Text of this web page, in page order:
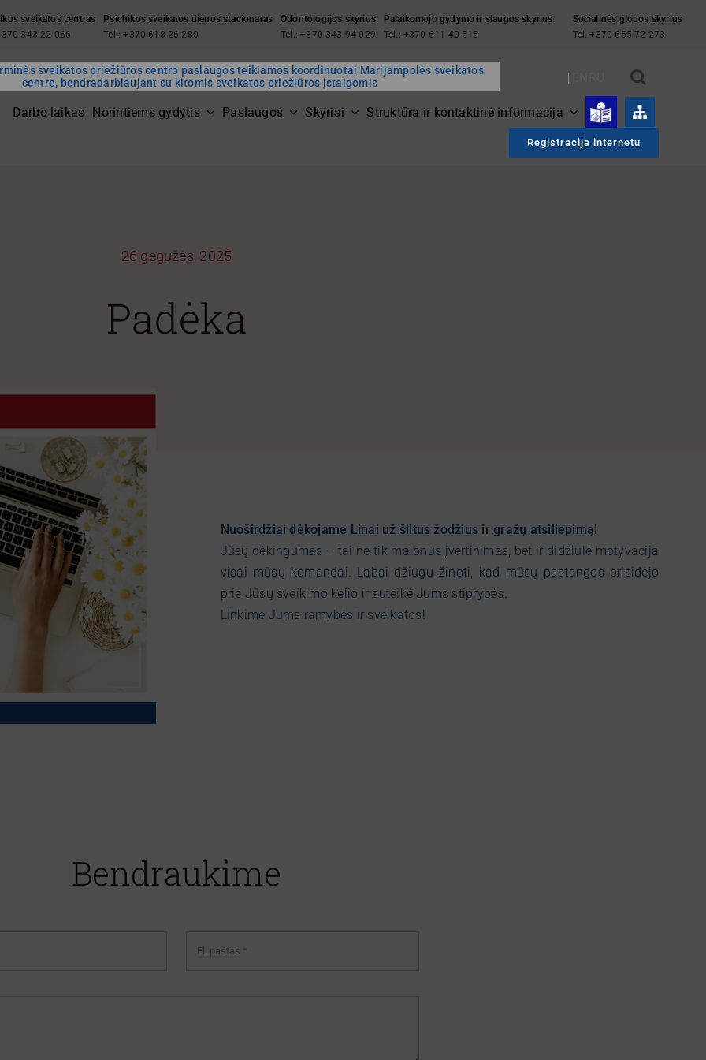
sveikatos centras
343 22 066
Psichikos sveikatos dienos stacionaras
Tel.: +370 618 26 280
Odontologijos skyrius
Tel.: +370 343 94 029
Palaikomojo gydymo ir slaugos skyrius
Tel.: +370 611 40 515
Socialinės globos skyrius
Tel. +370 655 72 273
sveikatos priežiūros centro paslaugos teikiamos koordinuotai Marijampolės sveikatos
centre, bendradarbiaujant su kitomis sveikatos priežiūros įstaigomis
Darbo laikas Norintiems gydytis Paslaugos Skyriai Struktūra ir kontaktinė informacija
Registracija internetu
26 gegužės, 2025
Padėka
Nuoširdžiai dėkojame Linai už šiltus žodžius ir gražų atsiliepimą!
Jūsų dėkingumas – tai ne tik malonus įvertinimas, bet ir didžiulė motyvacija
visai mūsų komandai. Labai džiugu žinoti, kad mūsų pastangos prisidėjo
prie Jūsų sveikimo kelio ir suteikė Jums stiprybės.
Linkime Jums ramybės ir sveikatos!
Bendraukime